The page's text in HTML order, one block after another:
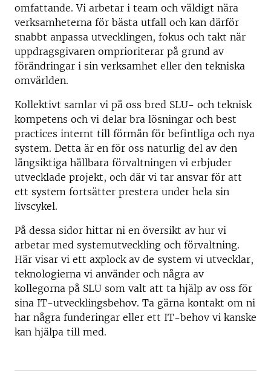
omfattande. Vi arbetar i team och väldigt nära
verksamheterna för bästa utfall och kan därför
snabbt anpassa utvecklingen, fokus och takt när
uppdragsgivaren omprioriterar på grund av
förändringar i sin verksamhet eller den tekniska
omvärlden.
Kollektivt samlar vi på oss bred SLU- och teknisk
kompetens och vi delar bra lösningar och best
practices internt till förmån för befintliga och nya
system. Detta är en för oss naturlig del av den
långsiktiga hållbara förvaltningen vi erbjuder
utvecklade projekt, och där vi tar ansvar för att
ett system fortsätter prestera under hela sin
livscykel.
På dessa sidor hittar ni en översikt av hur vi
arbetar med systemutveckling och förvaltning.
Här visar vi ett axplock av de system vi utvecklar,
teknologierna vi använder och några av
kollegorna på SLU som valt att ta hjälp av oss för
sina IT-utvecklingsbehov. Ta gärna kontakt om ni
har några funderingar eller ett IT-behov vi kanske
kan hjälpa till med.